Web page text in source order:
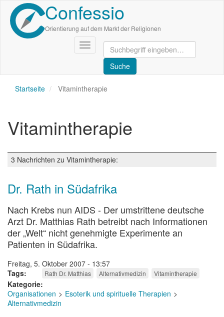
Direkt
zum
Inhalt
Confessio
Orientierung auf dem Markt der Religionen
Navigation
aktivieren/deaktivieren
Startseite Vitamintherapie
Vitamintherapie
3 Nachrichten zu Vitamintherapie:
Dr. Rath in Südafrika
Nach Krebs nun AIDS - Der umstrittene deutsche
Arzt Dr. Matthias Rath betreibt nach Informationen
der „Welt“ nicht genehmigte Experimente an
Patienten in Südafrika.
Freitag, 5. Oktober 2007 - 13:57
Tags
Rath Dr. Matthias Alternativmedizin Vitamintherapie
Kategorie
Organisationen
Esoterik und spirituelle Therapien
Alternativmedizin